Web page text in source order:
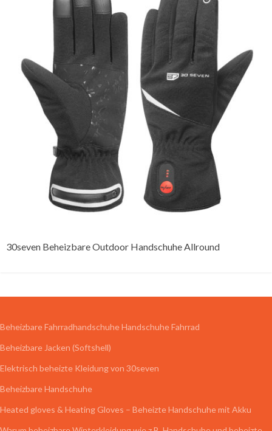
30seven Beheizbare Outdoor Handschuhe Allround
Beheizbare Fahrradhandschuhe Handschuhe Fahrrad
Beheizbare Jacken (Softshell)
Elektrisch beheizte Kleidung von 30seven
Beheizbare Handschuhe
Heated gloves & Heating Gloves – Beheizte Handschuhe mit Akku